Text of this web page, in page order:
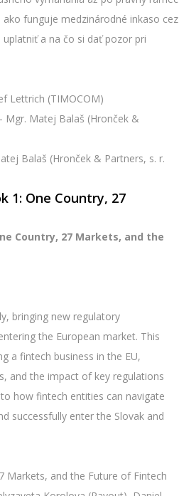
funguje medzinárodné inkaso cez
a na čo si dať pozor pri
Lettrich (TIMOCOM)
Mgr. Matej Balaš (Hronček &
Balaš (Hronček & Partners, s. r.
1: One Country, 27
Country, 27 Markets, and the
bringing new regulatory
the European market. This
a fintech business in the EU,
and the impact of key regulations
how fintech entities can navigate
successfully enter the Slovak and
Markets, and the Future of Fintech